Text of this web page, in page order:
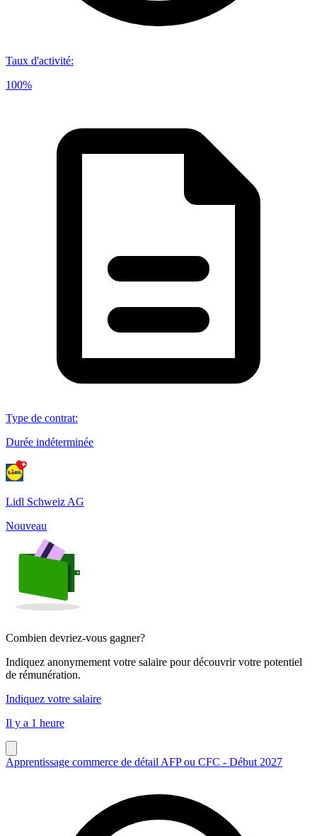
Taux d'activité:
100%
Type de contrat:
Durée indéterminée
Lidl Schweiz AG
Nouveau
Combien devriez-vous gagner?
Indiquez anonymement votre salaire pour découvrir votre potentiel
de rémunération.
Indiquez votre salaire
Il y a 1 heure
Apprentissage commerce de détail AFP ou CFC - Début 2027